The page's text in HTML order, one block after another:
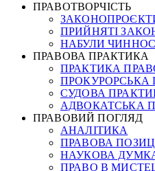
ПРАВОТВОРЧІСТЬ
ПРИЙНЯТІ
НАБУЛИ
ПРАВОВА ПРАКТИКА
ПРАКТИКА
ПРОКУРОРСЬКА
СУДОВА
АДВОКАТСЬКА
ПРАВОВИЙ ПОГЛЯД
АНАЛІТИКА
ПРАВОВА
НАУКОВА
ПРАВО В